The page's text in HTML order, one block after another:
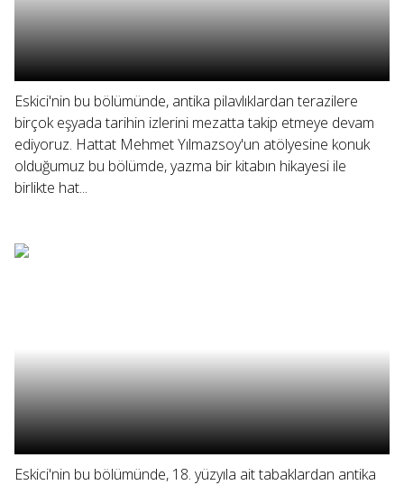
Eskici'nin bu bölümünde, antika pilavlıklardan terazilere
birçok eşyada tarihin izlerini mezatta takip etmeye devam
ediyoruz. Hattat Mehmet Yılmazsoy'un atölyesine konuk
olduğumuz bu bölümde, yazma bir kitabın hikayesi ile
birlikte hat...
Eskici'nin bu bölümünde, 18. yüzyıla ait tabaklardan antika